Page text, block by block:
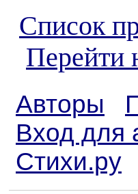
Список
Перейти
Авторы
Вход для
Стихи.ру